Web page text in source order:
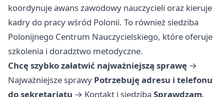
koordynuje awans zawodowy nauczycieli oraz kieruje
kadry do pracy wśród Polonii. To również siedziba
Polonijnego Centrum Nauczycielskiego, które oferuje
szkolenia i doradztwo metodyczne.
Chcę szybko załatwić najważniejszą sprawę →
Najważniejsze sprawy Potrzebuję adresu i telefonu
do sekretariatu → Kontakt i siedziba Sprawdzam,